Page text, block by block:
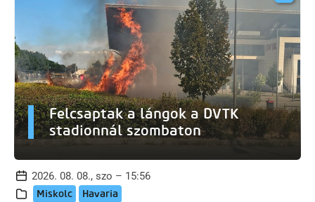
Felcsaptak a lángok a DVTK
stadionnál szombaton
2026. 08. 08., szo – 15:56
Miskolc Havaria